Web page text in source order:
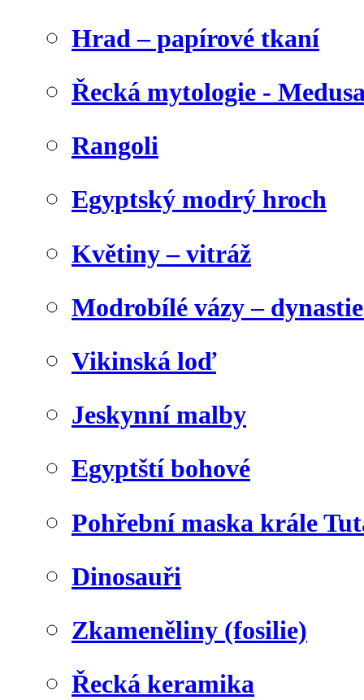
Hrad – papírové tkaní
Řecká mytologie -
Rangoli
Egyptský modrý hroch
Květiny – vitráž
Modrobílé vázy –
Vikinská loď
Jeskynní malby
Egyptští bohové
Pohřební maska krále
Dinosauři
Zkameněliny (fosilie)
Řecká keramika